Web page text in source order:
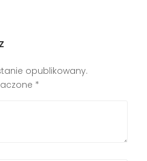
opublikowany.
*